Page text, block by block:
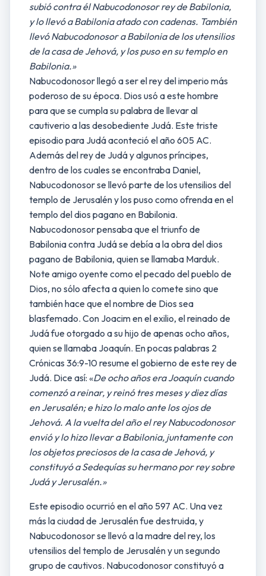
subió contra él Nabucodonosor rey de Babilonia,
y lo llevó a Babilonia atado con cadenas. También
llevó Nabucodonosor a Babilonia de los utensilios
de la casa de Jehová, y los puso en su templo en
Babilonia.»
Nabucodonosor llegó a ser el rey del imperio más
poderoso de su época. Dios usó a este hombre
para que se cumpla su palabra de llevar al
cautiverio a las desobediente Judá. Este triste
episodio para Judá aconteció el año 605 AC.
Además del rey de Judá y algunos príncipes,
dentro de los cuales se encontraba Daniel,
Nabucodonosor se llevó parte de los utensilios del
templo de Jerusalén y los puso como ofrenda en el
templo del dios pagano en Babilonia.
Nabucodonosor pensaba que el triunfo de
Babilonia contra Judá se debía a la obra del dios
pagano de Babilonia, quien se llamaba Marduk.
Note amigo oyente como el pecado del pueblo de
Dios, no sólo afecta a quien lo comete sino que
también hace que el nombre de Dios sea
blasfemado. Con Joacim en el exilio, el reinado de
Judá fue otorgado a su hijo de apenas ocho años,
quien se llamaba Joaquín. En pocas palabras 2
Crónicas 36:9-10 resume el gobierno de este rey de
Judá. Dice así: «De ocho años era Joaquín cuando
comenzó a reinar, y reinó tres meses y diez días
en Jerusalén; e hizo lo malo ante los ojos de
Jehová. A la vuelta del año el rey Nabucodonosor
envió y lo hizo llevar a Babilonia, juntamente con
los objetos preciosos de la casa de Jehová, y
constituyó a Sedequías su hermano por rey sobre
Judá y Jerusalén.»
Este episodio ocurrió en el año 597 AC. Una vez
más la ciudad de Jerusalén fue destruida, y
Nabucodonosor se llevó a la madre del rey, los
utensilios del templo de Jerusalén y un segundo
grupo de cautivos. Nabucodonosor constituyó a